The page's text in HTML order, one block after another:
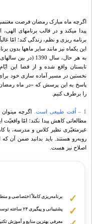
اگرچه ماه مبارک رمضان فرصت
پیدا می‏کند و در قالب برنامه‏ای
برنامه‏ ریزی و نظم، زندگی کند؛ امّا
این یک‏ماه نیز مانند سایر ماه‏ها بدون
به‏ هر حال، سال
تابستان واقع شده و از قضا این
پاسخ به این پرسش که «در ماه
را برطرف کنیم.
1 – اُفت طبیعی است.
اگرچه
مطالعاتی کاهش پیدا نکند؛ امّا
غیر متغیّری نظیر کلاس و مدرسه، با
روبهرو هستند. باید بدانید ضمن آن
اصلاح نیز هست.
برنامه‌ریزی کاملاً اختصاصی و
پشتیبانی و پیگیری ۲۴ ساعته توسط
معرفی بهترین منابع و آموزش